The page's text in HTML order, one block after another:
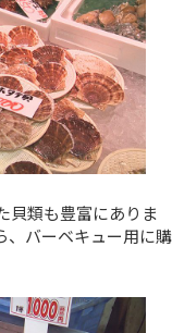
貝類も豊富にありま
、バーベキュー用に購